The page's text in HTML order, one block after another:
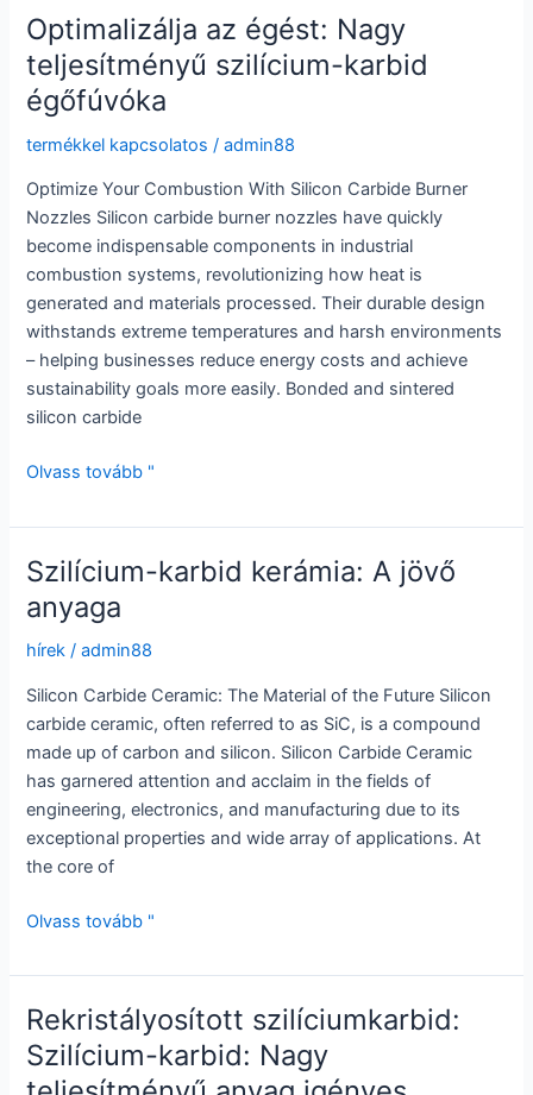
Silicon
Carbide
Nozzle
Optimalizálja az égést: Nagy
teljesítményű szilícium-karbid
égőfúvóka
termékkel kapcsolatos /admin88
Optimize Your Combustion With Silicon Carbide Burner
Nozzles Silicon carbide burner nozzles have quickly
become indispensable components in industrial
combustion systems, revolutionizing how heat is
generated and materials processed. Their durable design
withstands extreme temperatures and harsh environments
– helping businesses reduce energy costs and achieve
sustainability goals more easily. Bonded and sintered
silicon carbide
Optimalizálja
égést:
Nagy
teljesítményű
szilícium-
karbid
Olvass tovább "
Szilícium-karbid kerámia: A jövő
anyaga
hírek /admin88
Silicon Carbide Ceramic: The Material of the Future Silicon
carbide ceramic, often referred to as SiC, is a compound
made up of carbon and silicon. Silicon Carbide Ceramic
has garnered attention and acclaim in the fields of
engineering, electronics, and manufacturing due to its
exceptional properties and wide array of applications. At
the core of
Szilícium-
kerámia:
A
jövő
anyaga
Olvass tovább "
Rekristályosított szilíciumkarbid:
Szilícium-karbid: Nagy